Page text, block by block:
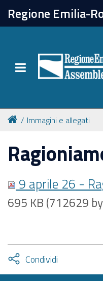
Regione Emilia-
Toggle
chiudi
Attività
Formazione
Eventi
Tutte le notizie
Immagini e allegati
9 aprile 26 -
695 KB (712629
Condividi
Attiva
condividi